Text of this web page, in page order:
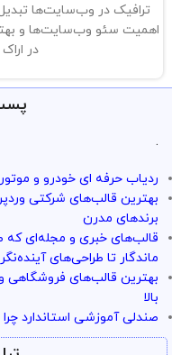
ترافیک در وب‌سایت‌ها
اهمیت سئو وب‌سایت‌ها و
در
.
ردیاب حرفه ای خودرو و
بهترین قالب‌های شرکتی
برندهای مدرن
قالب‌های خبری و مجله‌ای که
ماندگار تا طراحی‌های آینده‌نگر
بهترین قالب‌های فروشگاهی
بالا
صندلی آموزشی استاندارد